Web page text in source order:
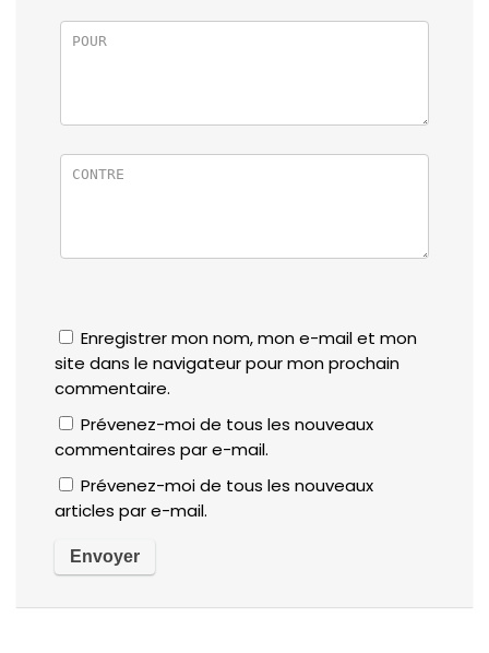
Enregistrer mon nom, mon e-mail et mon
site dans le navigateur pour mon prochain
commentaire.
Prévenez-moi de tous les nouveaux
commentaires par e-mail.
Prévenez-moi de tous les nouveaux
articles par e-mail.